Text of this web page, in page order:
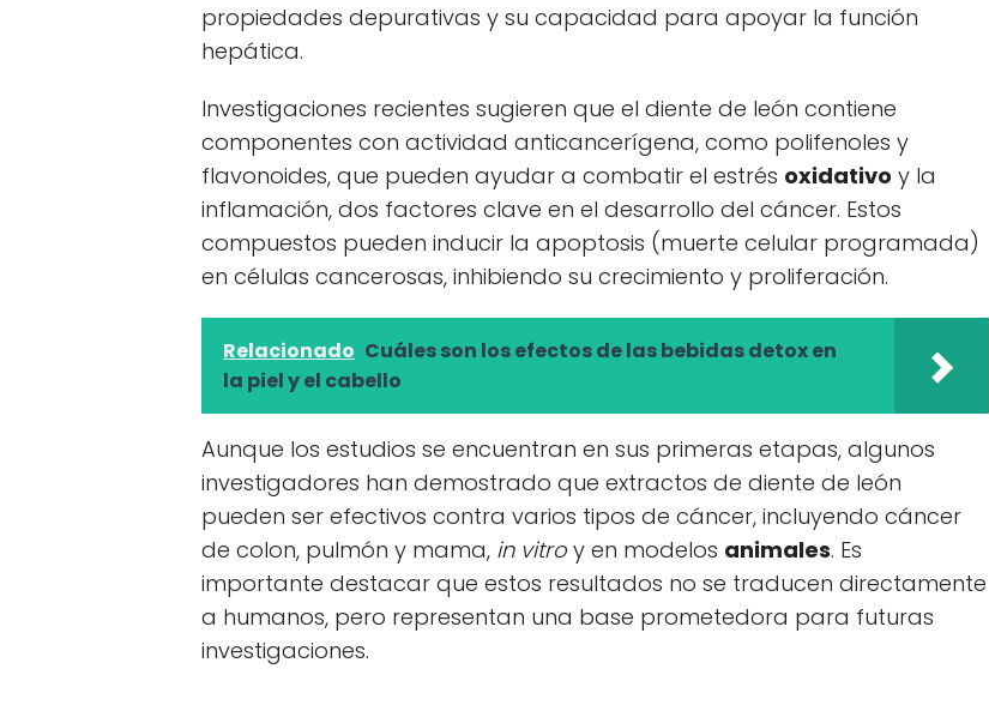
propiedades depurativas y su capacidad para apoyar la función
hepática.
Investigaciones recientes sugieren que el diente de león contiene
componentes con actividad anticancerígena, como polifenoles y
flavonoides, que pueden ayudar a combatir el estrés oxidativo y la
inflamación, dos factores clave en el desarrollo del cáncer. Estos
compuestos pueden inducir la apoptosis (muerte celular programada)
en células cancerosas, inhibiendo su crecimiento y proliferación.
Relacionado Cuáles son los efectos de las bebidas detox en
la piel y el cabello
Aunque los estudios se encuentran en sus primeras etapas, algunos
investigadores han demostrado que extractos de diente de león
pueden ser efectivos contra varios tipos de cáncer, incluyendo cáncer
de colon, pulmón y mama, in vitro y en modelos animales. Es
importante destacar que estos resultados no se traducen directamente
a humanos, pero representan una base prometedora para futuras
investigaciones.